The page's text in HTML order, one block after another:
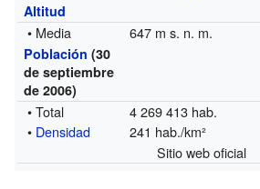
Altitud
• Media 647 m s. n. m.
Población (30
de septiembre
de 2006)
• Total
4 269 413 hab.
• Densidad
241 hab./km²
Sitio web oficial